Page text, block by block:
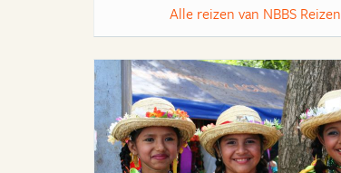
Alle reizen van NBBS Reizen